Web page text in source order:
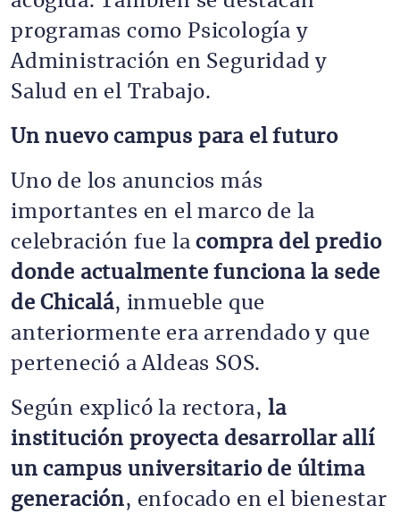
programas como Psicología y
Administración en Seguridad y
Salud en el Trabajo.
Un nuevo campus para el futuro
Uno de los anuncios más
importantes en el marco de la
celebración fue la compra del predio
donde actualmente funciona la sede
de Chicalá, inmueble que
anteriormente era arrendado y que
perteneció a Aldeas SOS.
Según explicó la rectora, la
institución proyecta desarrollar allí
un campus universitario de última
generación, enfocado en el bienestar